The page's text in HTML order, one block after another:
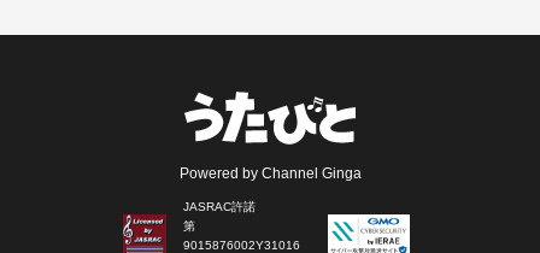
Powered by Channel Ginga
JASRAC許諾
第
9015876002Y31016